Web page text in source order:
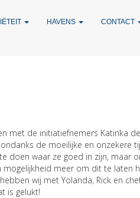
HAVENS CONTACT
met de initiatiefnemers Katinka
de moeilijke en onzekere
doen waar ze goed in zijn, maar
meer om dit te laten
wij met Yolanda, Rick en
is gelukt!